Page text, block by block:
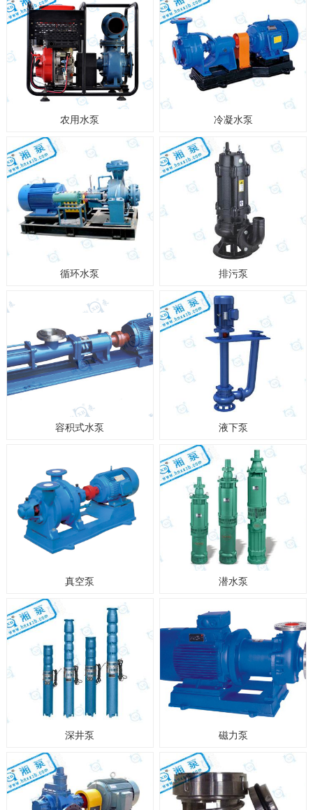
农用水泵 冷凝水泵
循环水泵 排污泵
容积式水泵 液下泵
真空泵 潜水泵
深井泵 磁力泵